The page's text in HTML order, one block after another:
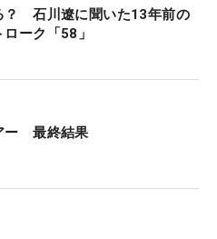
いう大記録も誕生した。
？ 石川遼に聞いた13年前の
ーク「58」
ー 最終結果